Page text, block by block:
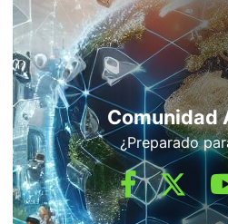
Comunidad
¿Preparado